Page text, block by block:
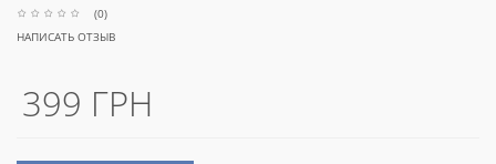
(0)
НАПИСАТЬ ОТЗЫВ
399 ГРН